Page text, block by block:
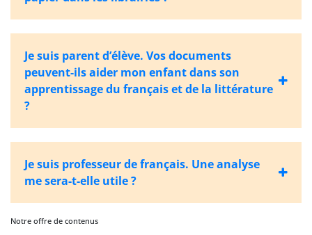
Je suis parent d’élève. Vos documents
peuvent-ils aider mon enfant dans son
apprentissage du français et de la littérature
?
Je suis professeur de français. Une analyse
me sera-t-elle utile ?
Notre offre de contenus